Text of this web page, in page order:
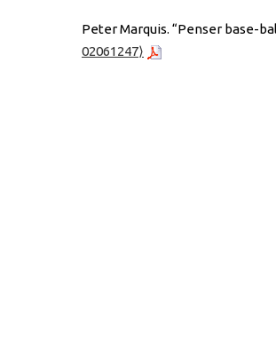
Peter Marquis. “Penser base-
02061247⟩